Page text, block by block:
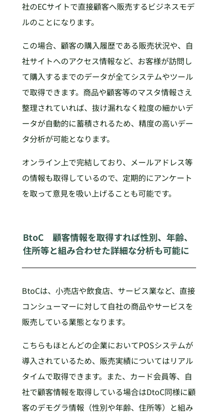
社のECサイトで直接顧客へ販売するビジネスモデ
ルのことになります。
この場合、顧客の購入履歴である販売状況や、自
社サイトへのアクセス情報など、お客様が訪問し
て購入するまでのデータが全てシステムやツール
で取得できます。商品や顧客等のマスタ情報さえ
整理されていれば、抜け漏れなく粒度の細かいデ
ータが自動的に蓄積されるため、精度の高いデー
タ分析が可能となります。
オンライン上で完結しており、メールアドレス等
の情報も取得しているので、定期的にアンケート
を取って意見を吸い上げることも可能です。
BtoC 顧客情報を取得すれば性別、年齢、
住所等と組み合わせた詳細な分析も可能に
BtoCは、小売店や飲食店、サービス業など、直接
コンシューマーに対して自社の商品やサービスを
販売している業態となります。
こちらもほとんどの企業においてPOSシステムが
導入されているため、販売実績についてはリアル
タイムで取得できます。また、カード会員等、自
社で顧客情報を取得している場合はDtoC同様に顧
客のデモグラ情報（性別や年齢、住所等）と組み